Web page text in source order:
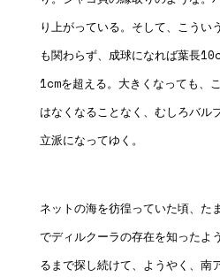
り上がっている。そして、こうい
も関わらず、成球になれば葉長
1cmを超える。大きくなっても、
はなくなることなく、むしろバル
立派になってゆく。
ネットの海を彷徨っていた頃、た
でディルクーラの存在を知ったよ
るまで探し続けて、ようやく、南